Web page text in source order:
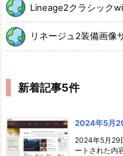
Lineage2クラシック
リネージュ2装備画像
新着記事5件
2024年5月
2024年5月29
ートされた内